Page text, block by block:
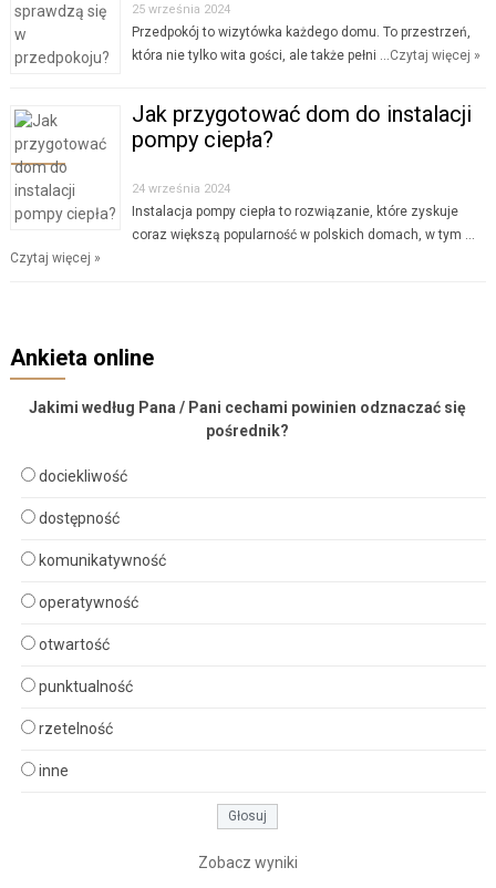
25 września 2024
Przedpokój to wizytówka każdego domu. To przestrzeń,
która nie tylko wita gości, ale także pełni …Czytaj więcej »
Jak przygotować dom do instalacji
pompy ciepła?
24 września 2024
Instalacja pompy ciepła to rozwiązanie, które zyskuje
coraz większą popularność w polskich domach, w tym …
Czytaj więcej »
Ankieta online
Jakimi według Pana / Pani cechami powinien odznaczać się
pośrednik?
dociekliwość
dostępność
komunikatywność
operatywność
otwartość
punktualność
rzetelność
inne
Zobacz wyniki